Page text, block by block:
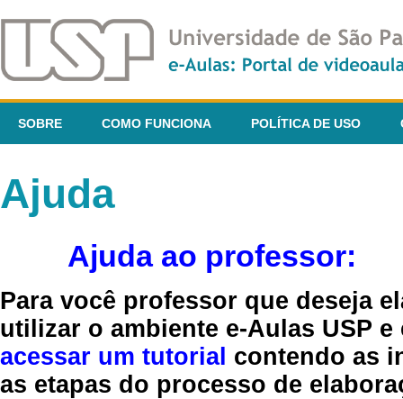
SOBRE COMO FUNCIONA POLÍTICA DE USO
Ajuda
Ajuda ao professor:
Para você professor que deseja
utilizar o ambiente e-Aulas USP
acessar um tutorial contendo as
as etapas do processo de